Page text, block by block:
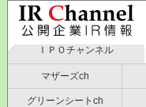
ＩＰＯチャンネル
マザーズch
グリーンシートch